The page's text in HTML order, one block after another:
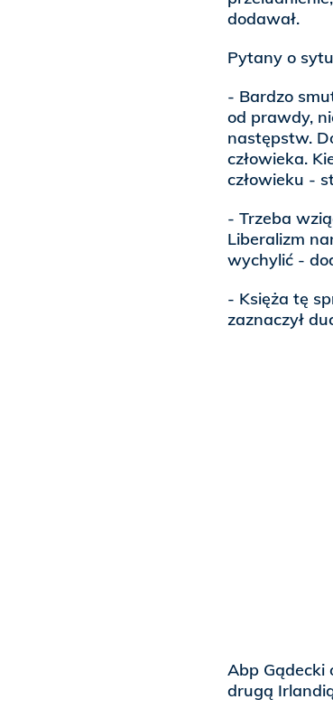
dodawał.
Pytany o
- Bardzo
od prawdy,
następstw.
człowieka.
człowieku -
- Trzeba
Liberalizm
wychylić -
- Księża tę
zaznaczył
Abp Gądecki
drugą